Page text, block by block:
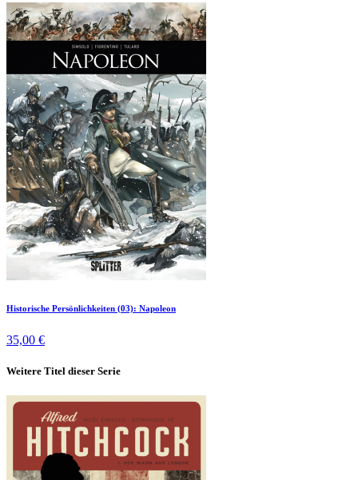
Historische Persönlichkeiten (03): Napoleon
35,00 €
Weitere Titel dieser Serie